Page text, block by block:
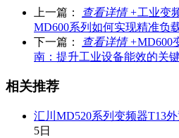
上一篇： 查看详情 +工业变
MD600系列如何实现精准负
下一篇：
查看详情 +MD600
南：提升工业设备能效的关
相关推荐
汇川MD520系列变频器T13
5日